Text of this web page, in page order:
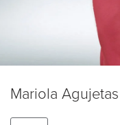
Mariola Agujetas